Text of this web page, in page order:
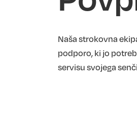
Naša strokovna
podporo, ki jo
servisu svojega